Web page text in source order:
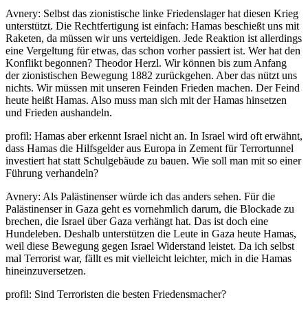
Avnery: Selbst das zionistische linke Friedenslager hat diesen Krieg
unterstützt. Die Rechtfertigung ist einfach: Hamas beschießt uns mit
Raketen, da müssen wir uns verteidigen. Jede Reaktion ist allerdings
eine Vergeltung für etwas, das schon vorher passiert ist. Wer hat den
Konflikt begonnen? Theodor Herzl. Wir können bis zum Anfang
der zionistischen Bewegung 1882 zurückgehen. Aber das nützt uns
nichts. Wir müssen mit unseren Feinden Frieden machen. Der Feind
heute heißt Hamas. Also muss man sich mit der Hamas hinsetzen
und Frieden aushandeln.
profil: Hamas aber erkennt Israel nicht an. In Israel wird oft erwähnt,
dass Hamas die Hilfsgelder aus Europa in Zement für Terrortunnel
investiert hat statt Schulgebäude zu bauen. Wie soll man mit so einer
Führung verhandeln?
Avnery: Als Palästinenser würde ich das anders sehen. Für die
Palästinenser in Gaza geht es vornehmlich darum, die Blockade zu
brechen, die Israel über Gaza verhängt hat. Das ist doch eine
Hundeleben. Deshalb unterstützen die Leute in Gaza heute Hamas,
weil diese Bewegung gegen Israel Widerstand leistet. Da ich selbst
mal Terrorist war, fällt es mit vielleicht leichter, mich in die Hamas
hineinzuversetzen.
profil: Sind Terroristen die besten Friedensmacher?